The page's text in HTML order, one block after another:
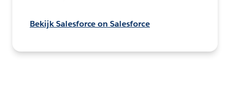
Bekijk Salesforce on Salesforce